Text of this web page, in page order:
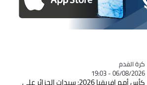
Catégorie
كرة القدم
06/08/2026 - 19:03
كأس أمم إفريقيا 2026: سيدات الجزائر على